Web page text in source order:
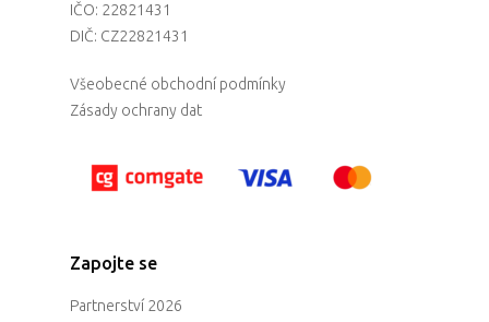
IČO: 22821431
DIČ: CZ22821431
Všeobecné obchodní podmínky
Zásady ochrany dat
Zapojte se
Partnerství 2026